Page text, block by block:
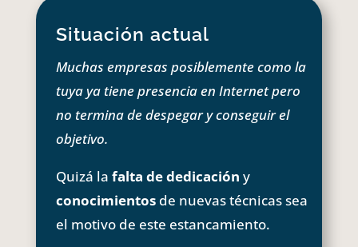
Situación actual
Muchas empresas posiblemente como la
tuya ya tiene presencia en Internet pero
no termina de despegar y conseguir el
objetivo.
Quizá la falta de dedicación y
conocimientosde nuevas técnicas sea
el motivo de este estancamiento.